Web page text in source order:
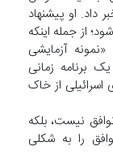
داد. او پیشنهاد
از جمله اینکه
آزمایشی
برنامه زمانی
از خاک
نیست، بلکه
را به شکلی